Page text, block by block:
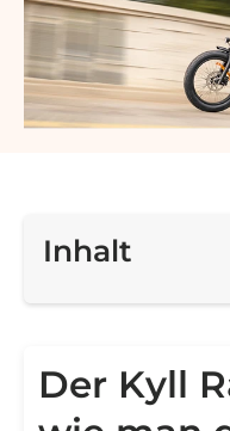
Inhalt
Der Kyll